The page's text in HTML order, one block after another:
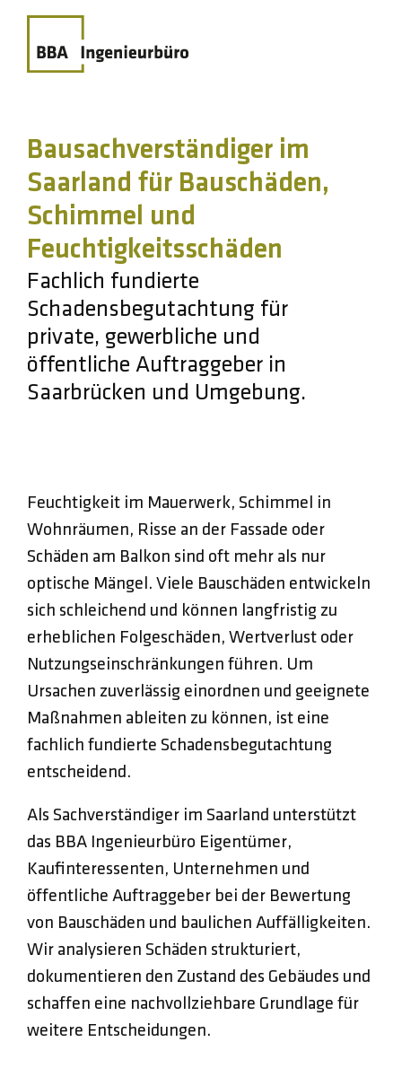
Bausachverständiger im
Saarland für Bauschäden,
Schimmel und
Feuchtigkeitsschäden
Fachlich fundierte
Schadensbegutachtung für
private, gewerbliche und
öffentliche Auftraggeber in
Saarbrücken und Umgebung.
Feuchtigkeit im Mauerwerk, Schimmel in
Wohnräumen, Risse an der Fassade oder
Schäden am Balkon sind oft mehr als nur
optische Mängel. Viele Bauschäden entwickeln
sich schleichend und können langfristig zu
erheblichen Folgeschäden, Wertverlust oder
Nutzungseinschränkungen führen. Um
Ursachen zuverlässig einordnen und geeignete
Maßnahmen ableiten zu können, ist eine
fachlich fundierte Schadensbegutachtung
entscheidend.
Als Sachverständiger im Saarland unterstützt
das BBA Ingenieurbüro Eigentümer,
Kaufinteressenten, Unternehmen und
öffentliche Auftraggeber bei der Bewertung
von Bauschäden und baulichen Auffälligkeiten.
Wir analysieren Schäden strukturiert,
dokumentieren den Zustand des Gebäudes und
schaffen eine nachvollziehbare Grundlage für
weitere Entscheidungen.